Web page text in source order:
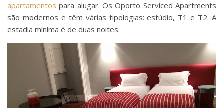
apartamentos para alugar. Os Oporto Serviced Apartments
são modernos e têm várias tipologias: estúdio, T1 e T2. A
estadia mínima é de duas noites.